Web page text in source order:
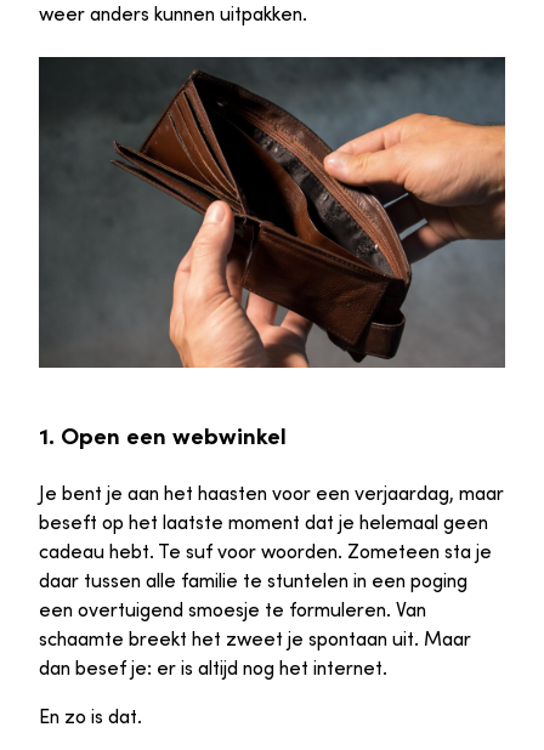
weer anders kunnen uitpakken.
1. Open een webwinkel
Je bent je aan het haasten voor een verjaardag, maar
beseft op het laatste moment dat je helemaal geen
cadeau hebt. Te suf voor woorden. Zometeen sta je
daar tussen alle familie te stuntelen in een poging
een overtuigend smoesje te formuleren. Van
schaamte breekt het zweet je spontaan uit. Maar
dan besef je: er is altijd nog het internet.
En zo is dat.